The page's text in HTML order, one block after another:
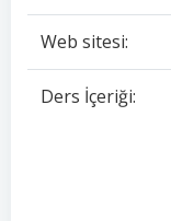
Web sitesi:
Ders İçeriği: